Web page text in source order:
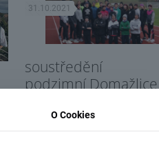
31.10.2021
soustředění
podzimní Domažlice
O Cookies